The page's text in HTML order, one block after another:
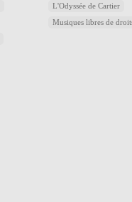
L'Odyssée de Cartier
Musiques libres de